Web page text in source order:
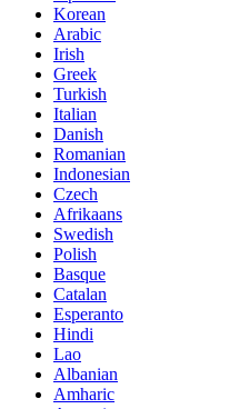
Korean
Arabic
Irish
Greek
Turkish
Italian
Danish
Romanian
Indonesian
Czech
Afrikaans
Swedish
Polish
Basque
Catalan
Esperanto
Hindi
Lao
Albanian
Amharic